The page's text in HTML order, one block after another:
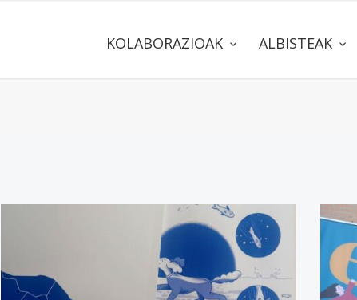
KOLABORAZIOAK ALBISTEAK